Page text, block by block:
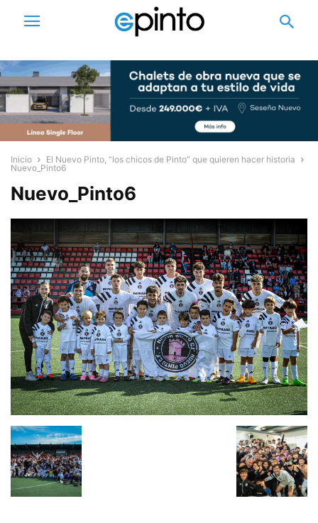
Inicio
El Nuevo Pinto, “los chicos de Pinto” que quieren hacer historia
Nuevo_Pinto6
Nuevo_Pinto6